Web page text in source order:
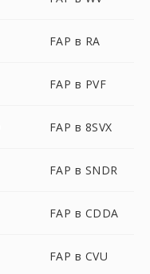
FAP в RA
FAP в PVF
FAP в 8SVX
FAP в SNDR
FAP в CDDA
FAP в CVU